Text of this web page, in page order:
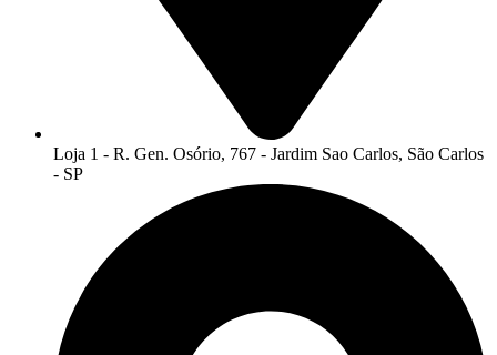
Loja 1 - R. Gen. Osório, 767 - Jardim Sao Carlos, São Carlos
- SP